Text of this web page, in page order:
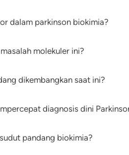
dalam parkinson biokimia?
molekuler ini?
dikembangkan saat ini?
diagnosis dini
pandang biokimia?